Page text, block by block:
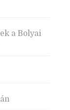
a Bolyai